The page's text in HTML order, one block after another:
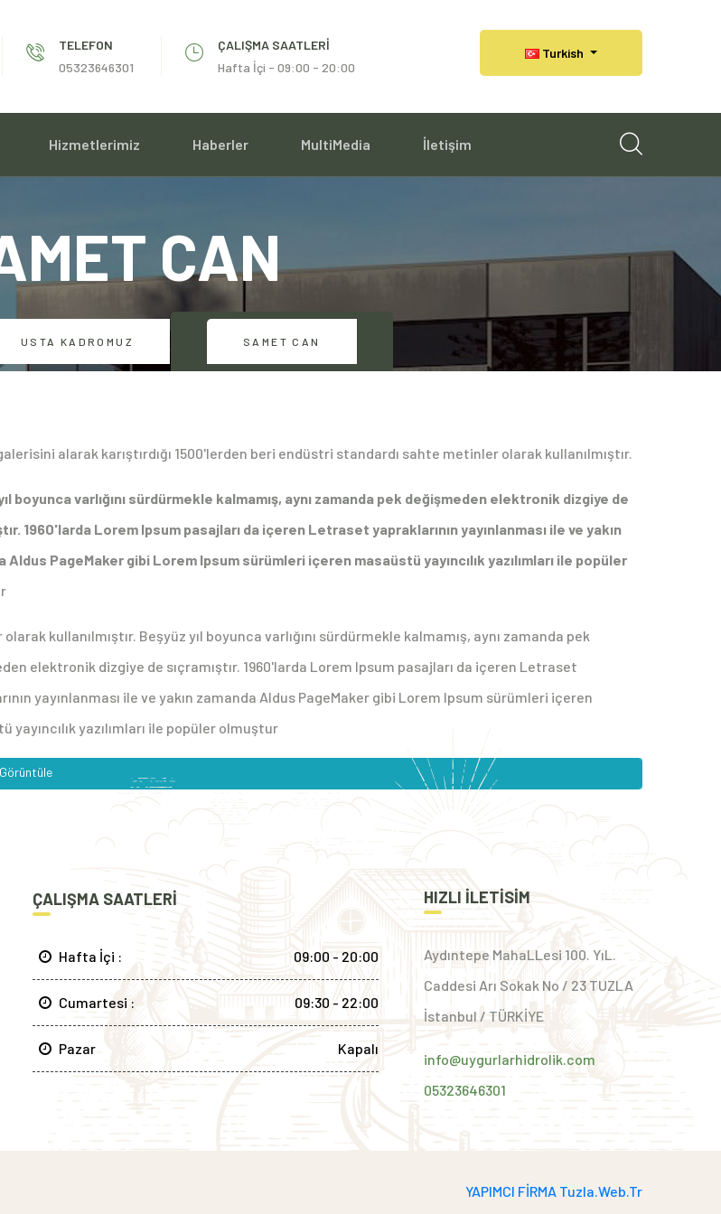
TELEFON
05323646301
ÇALIŞMA SAATLERI
Hafta İçi - 09:00 - 20:00
Turkish
Hizmetlerimiz Haberler MultiMedia İletişim
CAN
USTA KADROMUZ SAMET CAN
alarak karıştırdığı 1500'lerden beri endüstri standardı sahte metinler olarak kullanılmıştır.
boyunca varlığını sürdürmekle kalmamış, aynı zamanda pek değişmeden elektronik dizgiye de
1960'larda Lorem Ipsum pasajları da içeren Letraset yapraklarının yayınlanması ile ve yakın
Aldus PageMaker gibi Lorem Ipsum sürümleri içeren masaüstü yayıncılık yazılımları ile popüler
kullanılmıştır. Beşyüz yıl boyunca varlığını sürdürmekle kalmamış, aynı zamanda pek
elektronik dizgiye de sıçramıştır. 1960'larda Lorem Ipsum pasajları da içeren Letraset
yayınlanması ile ve yakın zamanda Aldus PageMaker gibi Lorem Ipsum sürümleri içeren
yayıncılık yazılımları ile popüler olmuştur
ÇALIŞMA SAATLERI
Hafta İçi : 09:00 - 20:00
Cumartesi : 09:30 - 22:00
Pazar Kapalı
HIZLI ILETISIM
Aydıntepe MahaLLesi 100. YıL.
Caddesi Arı Sokak No / 23 TUZLA
İstanbul / TÜRKİYE
info@uygurlarhidrolik.com
05323646301
YAPIMCI FİRMA Tuzla.Web.Tr